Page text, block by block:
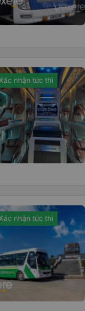
nhận tức thì
nhận tức thì